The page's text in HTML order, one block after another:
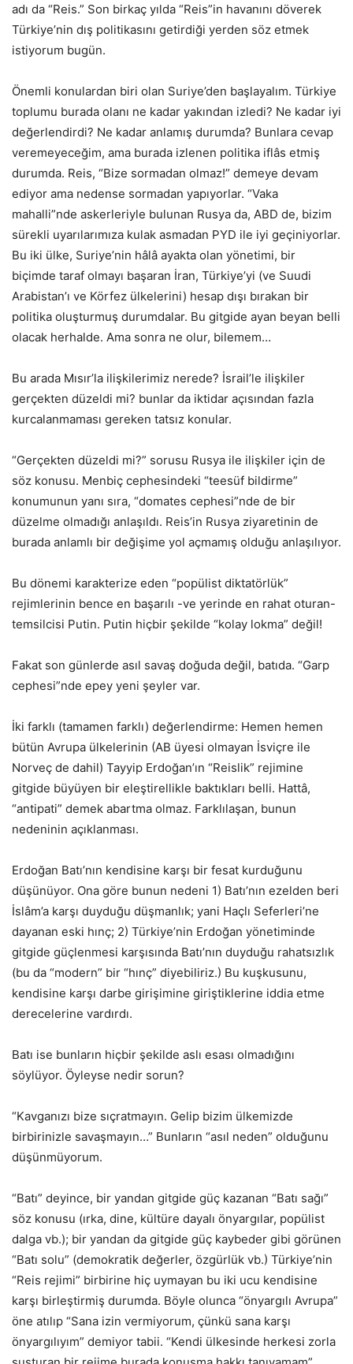
adı da “Reis.” Son birkaç yılda “Reis”in havanını döverek
Türkiye’nin dış politikasını getirdiği yerden söz etmek
istiyorum bugün.
Önemli konulardan biri olan Suriye’den başlayalım. Türkiye
toplumu burada olanı ne kadar yakından izledi? Ne kadar iyi
değerlendirdi? Ne kadar anlamış durumda? Bunlara cevap
veremeyeceğim, ama burada izlenen politika iflâs etmiş
durumda. Reis, “Bize sormadan olmaz!” demeye devam
ediyor ama nedense sormadan yapıyorlar. “Vaka
mahalli”nde askerleriyle bulunan Rusya da, ABD de, bizim
sürekli uyarılarımıza kulak asmadan PYD ile iyi geçiniyorlar.
Bu iki ülke, Suriye’nin hâlâ ayakta olan yönetimi, bir
biçimde taraf olmayı başaran İran, Türkiye’yi (ve Suudi
Arabistan’ı ve Körfez ülkelerini) hesap dışı bırakan bir
politika oluşturmuş durumdalar. Bu gitgide ayan beyan belli
olacak herhalde. Ama sonra ne olur, bilemem…
Bu arada Mısır’la ilişkilerimiz nerede? İsrail’le ilişkiler
gerçekten düzeldi mi? bunlar da iktidar açısından fazla
kurcalanmaması gereken tatsız konular.
“Gerçekten düzeldi mi?” sorusu Rusya ile ilişkiler için de
söz konusu. Menbiç cephesindeki “teesüf bildirme”
konumunun yanı sıra, “domates cephesi”nde de bir
düzelme olmadığı anlaşıldı. Reis’in Rusya ziyaretinin de
burada anlamlı bir değişime yol açmamış olduğu anlaşılıyor.
Bu dönemi karakterize eden “popülist diktatörlük”
rejimlerinin bence en başarılı -ve yerinde en rahat oturan-
temsilcisi Putin. Putin hiçbir şekilde “kolay lokma” değil!
Fakat son günlerde asıl savaş doğuda değil, batıda. “Garp
cephesi”nde epey yeni şeyler var.
İki farklı (tamamen farklı) değerlendirme: Hemen hemen
bütün Avrupa ülkelerinin (AB üyesi olmayan İsviçre ile
Norveç de dahil) Tayyip Erdoğan’ın “Reislik” rejimine
gitgide büyüyen bir eleştirellikle baktıkları belli. Hattâ,
“antipati” demek abartma olmaz. Farklılaşan, bunun
nedeninin açıklanması.
Erdoğan Batı’nın kendisine karşı bir fesat kurduğunu
düşünüyor. Ona göre bunun nedeni 1) Batı’nın ezelden beri
İslâm’a karşı duyduğu düşmanlık; yani Haçlı Seferleri’ne
dayanan eski hınç; 2) Türkiye’nin Erdoğan yönetiminde
gitgide güçlenmesi karşısında Batı’nın duyduğu rahatsızlık
(bu da “modern” bir “hınç” diyebiliriz.) Bu kuşkusunu,
kendisine karşı darbe girişimine giriştiklerine iddia etme
derecelerine vardırdı.
Batı ise bunların hiçbir şekilde aslı esası olmadığını
söylüyor. Öyleyse nedir sorun?
“Kavganızı bize sıçratmayın. Gelip bizim ülkemizde
birbirinizle savaşmayın…” Bunların “asıl neden” olduğunu
düşünmüyorum.
“Batı” deyince, bir yandan gitgide güç kazanan “Batı sağı”
söz konusu (ırka, dine, kültüre dayalı önyargılar, popülist
dalga vb.); bir yandan da gitgide güç kaybeder gibi görünen
“Batı solu” (demokratik değerler, özgürlük vb.) Türkiye’nin
“Reis rejimi” birbirine hiç uymayan bu iki ucu kendisine
karşı birleştirmiş durumda. Böyle olunca “önyargılı Avrupa”
öne atılıp “Sana izin vermiyorum, çünkü sana karşı
önyargılıyım” demiyor tabii. “Kendi ülkesinde herkesi zorla